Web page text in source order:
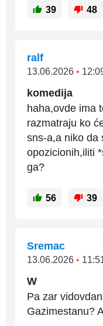
39 48
ralf
13.06.2026 •
komedija
haha,ovde ima
razmatraju ko
sns-a,a niko da
opozicionih,iliti
ga?
56 39
Sremac
13.06.2026 •
W
Pa zar
Gazimestanu?